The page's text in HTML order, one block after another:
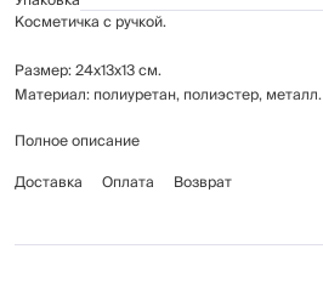
Косметичка с ручкой.
Размер: 24х13х13 см.
Материал: полиуретан, полиэстер, металл.
Протирать мягкой влажной тканью.
Полное описание
Доставка
Оплата Возврат